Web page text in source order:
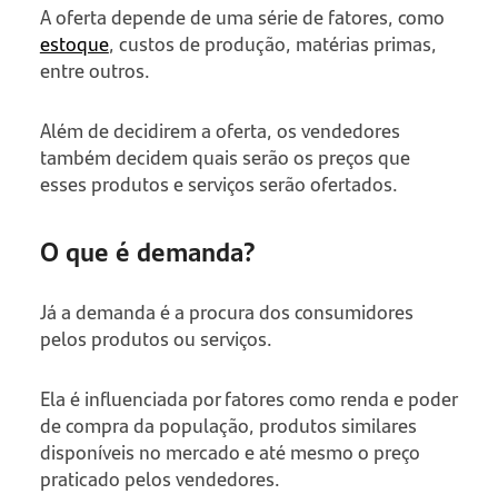
A oferta depende de uma série de fatores, como
estoque, custos de produção, matérias primas,
entre outros.
Além de decidirem a oferta, os vendedores
também decidem quais serão os preços que
esses produtos e serviços serão ofertados.
O que é demanda?
Já a demanda é a procura dos consumidores
pelos produtos ou serviços.
Ela é influenciada por fatores como renda e poder
de compra da população, produtos similares
disponíveis no mercado e até mesmo o preço
praticado pelos vendedores.